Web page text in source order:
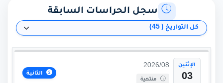
سجل الحراسات السابقة
الإثنين
03
2026/08
منتهية
الثانية